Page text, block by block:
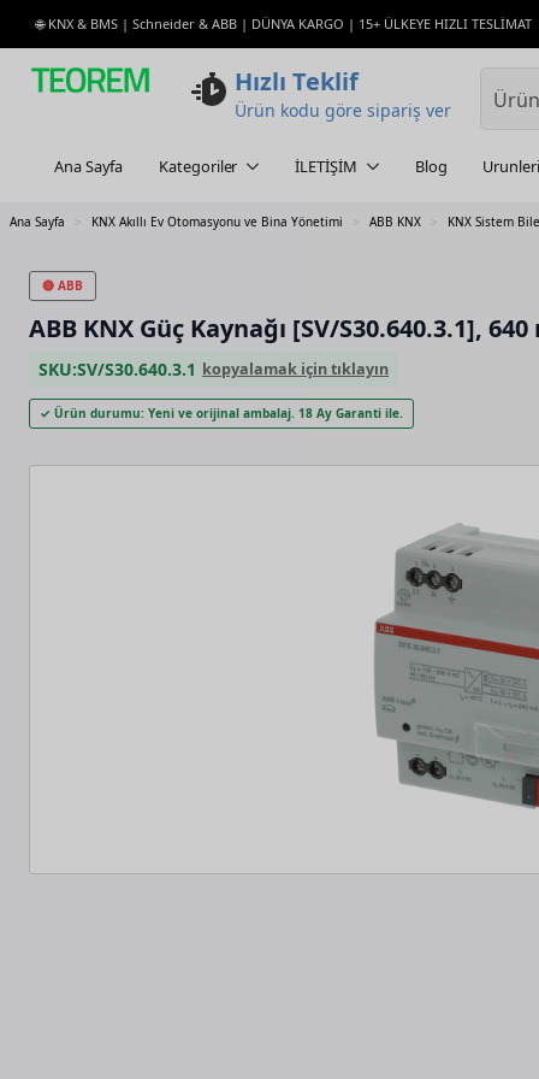
Ana Sayfa KNX Akıllı Ev Otomasyonu ve Bina Yönetimi ABB KNX KNX Sistem
🔴 ABB
ABB KNX Güç Kaynağı [SV/S30.640.3.1], 640
SKU:SV/S30.640.3.1 kopyalamak için tıklayın
✓ Ürün durumu: Yeni ve orijinal ambalaj. 18 Ay Garanti ile.
🌐 KNX & BMS | Schneider & ABB | DÜNYA KARGO | 15+ ÜLKEYE HIZLI TESLİMAT
Hızlı Teklif
Ürün kodu göre sipariş ver
Ana Sayfa Kategoriler İLETİŞİM Blog